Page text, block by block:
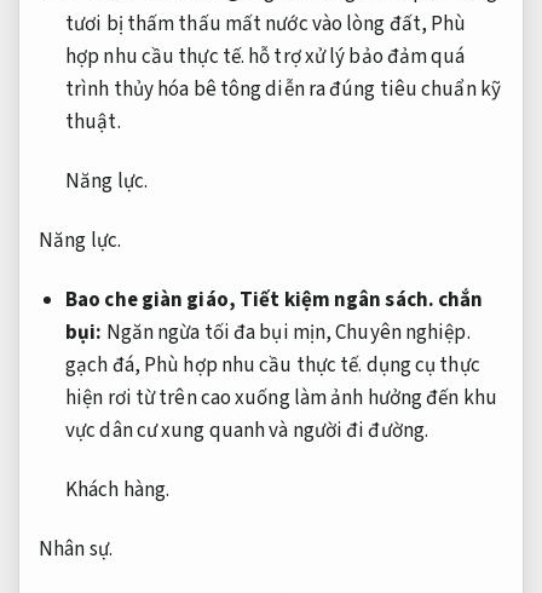
tươi bị thấm thấu mất nước vào lòng đất, Phù
hợp nhu cầu thực tế. hỗ trợ xử lý bảo đảm quá
trình thủy hóa bê tông diễn ra đúng tiêu chuẩn kỹ
thuật.
Năng lực.
Năng lực.
Bao che giàn giáo, Tiết kiệm ngân sách. chắn
bụi: Ngăn ngừa tối đa bụi mịn,Chuyên nghiệp.
gạch đá, Phù hợp nhu cầu thực tế. dụng cụ thực
hiện rơi từ trên cao xuống làm ảnh hưởng đến khu
vực dân cư xung quanh và người đi đường.
Khách hàng.
Nhân sự.